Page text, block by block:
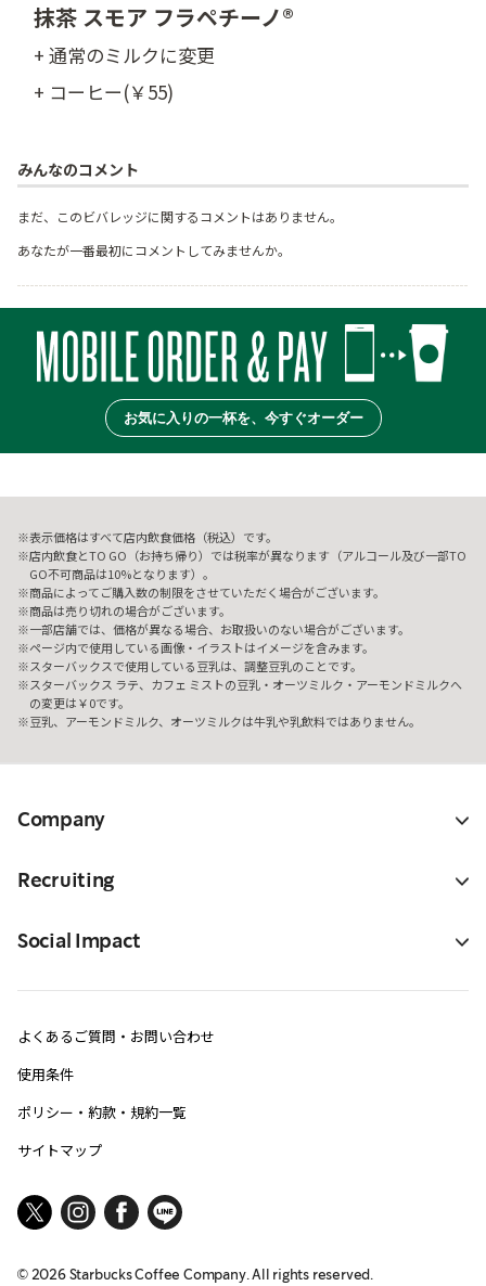
抹茶 スモア フラペチーノ®
+ 通常のミルクに変更
+ コーヒー(￥55)
みんなのコメント
まだ、このビバレッジに関するコメントはありません。
あなたが一番最初にコメントしてみませんか。
お気に入りの一杯を、今すぐオーダー
表示価格はすべて店内飲食価格（税込）です。
店内飲食とTO GO（お持ち帰り）では税率が異なります（アルコール及び一部TO
GO不可商品は10%となります）。
商品によってご購入数の制限をさせていただく場合がございます。
商品は売り切れの場合がございます。
一部店舗では、価格が異なる場合、お取扱いのない場合がございます。
ページ内で使用している画像・イラストはイメージを含みます。
スターバックスで使用している豆乳は、調整豆乳のことです。
スターバックス ラテ、カフェ ミストの豆乳・オーツミルク・アーモンドミルクへ
の変更は￥0です。
豆乳、アーモンドミルク、オーツミルクは牛乳や乳飲料ではありません。
Company
Recruiting
Social Impact
よくあるご質問・お問い合わせ
使用条件
ポリシー・約款・規約一覧
サイトマップ
© 2026Starbucks Coffee Company. All rights reserved.